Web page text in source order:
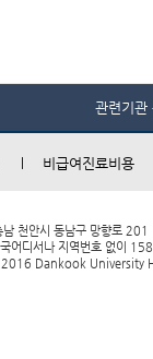
관련기관
비급여진료비용
천안시 동남구 망향로 201
국어디서나 지역번호 없이
Dankook University